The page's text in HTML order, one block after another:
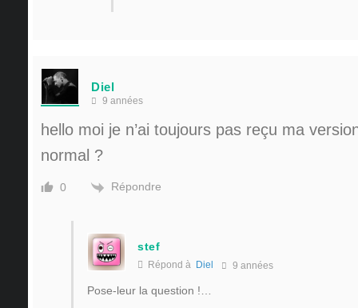
Diel
9 années
hello moi je n’ai toujours pas reçu ma
normal ?
0 Répondre
stef
Répond à Diel 9 années
Pose-leur la question !…